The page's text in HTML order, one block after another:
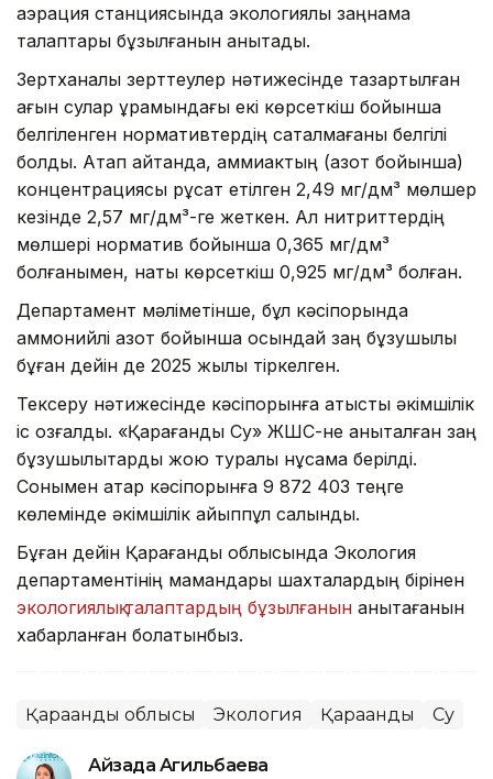
аэрация станциясында экологиялық заңнама
талаптары бұзылғанын анықтады.
Зертханалық зерттеулер нәтижесінде тазартылған
ағын сулар құрамындағы екі көрсеткіш бойынша
белгіленген нормативтердің сақталмағаны белгілі
болды. Атап айтқанда, аммиактың (азот бойынша)
концентрациясы рұқсат етілген 2,49 мг/дм³ мөлшер
кезінде 2,57 мг/дм³-ге жеткен. Ал нитриттердің
мөлшері норматив бойынша 0,365 мг/дм³
болғанымен, нақты көрсеткіш 0,925 мг/дм³ болған.
Департамент мәліметінше, бұл кәсіпорында
аммонийлі азот бойынша осындай заң бұзушылық
бұған дейін де 2025 жылы тіркелген.
Тексеру нәтижесінде кәсіпорынға қатысты әкімшілік
іс қозғалды. «Қарағанды Су» ЖШС-не анықталған заң
бұзушылықтарды жою туралы нұсқама берілді.
Сонымен қатар кәсіпорынға 9 872 403 теңге
көлемінде әкімшілік айыппұл салынды.
Бұған дейін Қарағанды облысында Экология
департаментінің мамандары шахталардың бірінен
экологиялық талаптардың бұзылғанын анықтағанын
хабарланған болатынбыз.
Қарағанды облысы Экология Қарағанды Су
Айзада Агильбаева